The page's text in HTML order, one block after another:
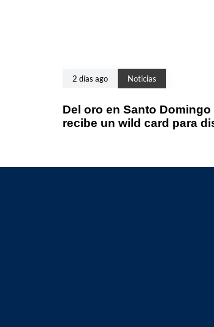
2 días ago Noticias
Del oro en Santo
recibe un wild card para